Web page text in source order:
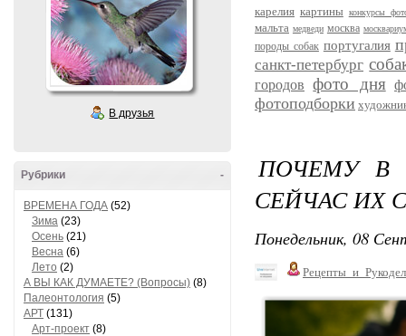
В друзья
-
Рубрики
ВРЕМЕНА ГОДА (52)
Зима (23)
Осень (21)
Весна (6)
Лето (2)
А ВЫ КАК ДУМАЕТЕ? (Вопросы) (8)
Палеонтология (5)
АРТ (131)
Арт-проект (8)
карелия картины конкурсы
мальта медведи москва
породы собак португалия
санкт-петербург
городов фото дня
фотоподборки
ПОЧЕМУ В
СЕЙЧАС ИХ
Понедельник, 08